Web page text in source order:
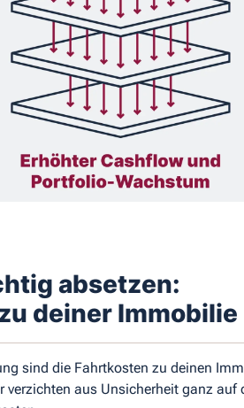
absetzen:
deiner Immobilie
sind die Fahrtkosten zu deinen
aus Unsicherheit ganz auf